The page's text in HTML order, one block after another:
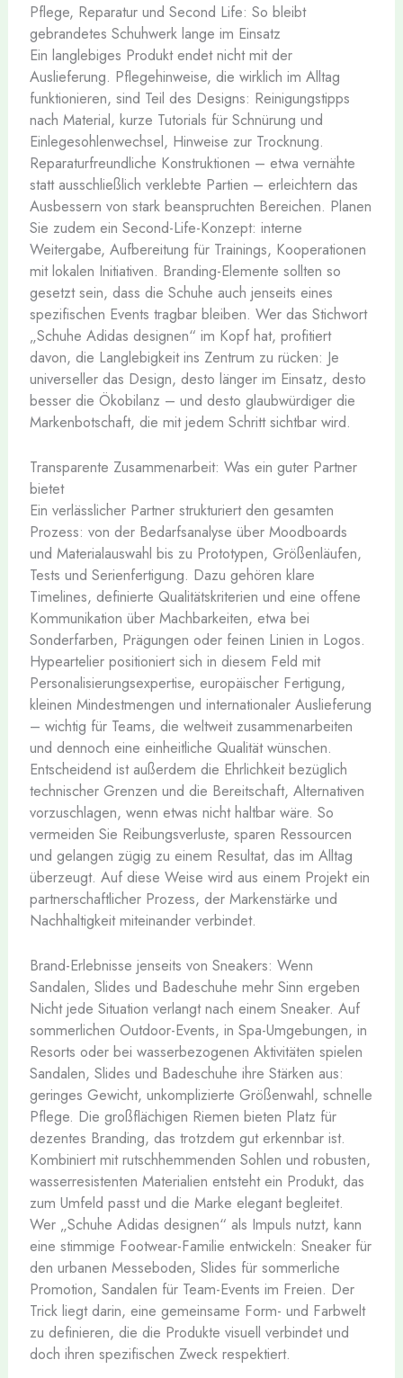
Pflege, Reparatur und Second Life: So bleibt
gebrandetes Schuhwerk lange im Einsatz
Ein langlebiges Produkt endet nicht mit der
Auslieferung. Pflegehinweise, die wirklich im Alltag
funktionieren, sind Teil des Designs: Reinigungstipps
nach Material, kurze Tutorials für Schnürung und
Einlegesohlenwechsel, Hinweise zur Trocknung.
Reparaturfreundliche Konstruktionen – etwa vernähte
statt ausschließlich verklebte Partien – erleichtern das
Ausbessern von stark beanspruchten Bereichen. Planen
Sie zudem ein Second-Life-Konzept: interne
Weitergabe, Aufbereitung für Trainings, Kooperationen
mit lokalen Initiativen. Branding-Elemente sollten so
gesetzt sein, dass die Schuhe auch jenseits eines
spezifischen Events tragbar bleiben. Wer das Stichwort
„Schuhe Adidas designen“ im Kopf hat, profitiert
davon, die Langlebigkeit ins Zentrum zu rücken: Je
universeller das Design, desto länger im Einsatz, desto
besser die Ökobilanz – und desto glaubwürdiger die
Markenbotschaft, die mit jedem Schritt sichtbar wird.
Transparente Zusammenarbeit: Was ein guter Partner
bietet
Ein verlässlicher Partner strukturiert den gesamten
Prozess: von der Bedarfsanalyse über Moodboards
und Materialauswahl bis zu Prototypen, Größenläufen,
Tests und Serienfertigung. Dazu gehören klare
Timelines, definierte Qualitätskriterien und eine offene
Kommunikation über Machbarkeiten, etwa bei
Sonderfarben, Prägungen oder feinen Linien in Logos.
Hypeartelier positioniert sich in diesem Feld mit
Personalisierungsexpertise, europäischer Fertigung,
kleinen Mindestmengen und internationaler Auslieferung
– wichtig für Teams, die weltweit zusammenarbeiten
und dennoch eine einheitliche Qualität wünschen.
Entscheidend ist außerdem die Ehrlichkeit bezüglich
technischer Grenzen und die Bereitschaft, Alternativen
vorzuschlagen, wenn etwas nicht haltbar wäre. So
vermeiden Sie Reibungsverluste, sparen Ressourcen
und gelangen zügig zu einem Resultat, das im Alltag
überzeugt. Auf diese Weise wird aus einem Projekt ein
partnerschaftlicher Prozess, der Markenstärke und
Nachhaltigkeit miteinander verbindet.
Brand-Erlebnisse jenseits von Sneakers: Wenn
Sandalen, Slides und Badeschuhe mehr Sinn ergeben
Nicht jede Situation verlangt nach einem Sneaker. Auf
sommerlichen Outdoor-Events, in Spa-Umgebungen, in
Resorts oder bei wasserbezogenen Aktivitäten spielen
Sandalen, Slides und Badeschuhe ihre Stärken aus:
geringes Gewicht, unkomplizierte Größenwahl, schnelle
Pflege. Die großflächigen Riemen bieten Platz für
dezentes Branding, das trotzdem gut erkennbar ist.
Kombiniert mit rutschhemmenden Sohlen und robusten,
wasserresistenten Materialien entsteht ein Produkt, das
zum Umfeld passt und die Marke elegant begleitet.
Wer „Schuhe Adidas designen“ als Impuls nutzt, kann
eine stimmige Footwear-Familie entwickeln: Sneaker für
den urbanen Messeboden, Slides für sommerliche
Promotion, Sandalen für Team-Events im Freien. Der
Trick liegt darin, eine gemeinsame Form- und Farbwelt
zu definieren, die die Produkte visuell verbindet und
doch ihren spezifischen Zweck respektiert.